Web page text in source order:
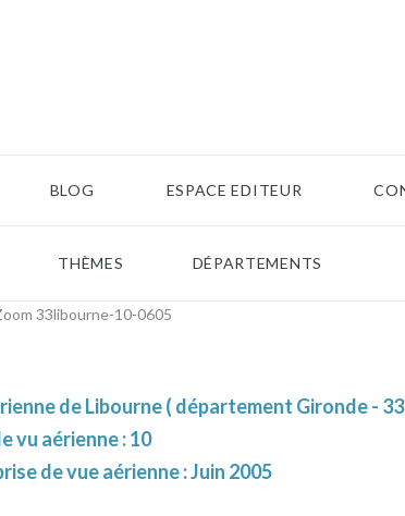
BLOG ESPACE EDITEUR
THÈMES DÉPARTEMENTS
33libourne-10-0605
de Libourne ( département Gironde -
vu aérienne : 10
de vue aérienne : Juin 2005